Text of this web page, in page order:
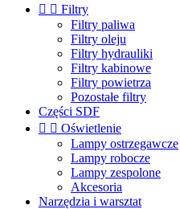
  Filtry
Filtry paliwa
Filtry oleju
Filtry hydrauliki
Filtry kabinowe
Filtry powietrza
Pozostałe filtry
Części SDF
  Oświetlenie
Lampy ostrzegawcze
Lampy robocze
Lampy zespolone
Akcesoria
Narzędzia i warsztat